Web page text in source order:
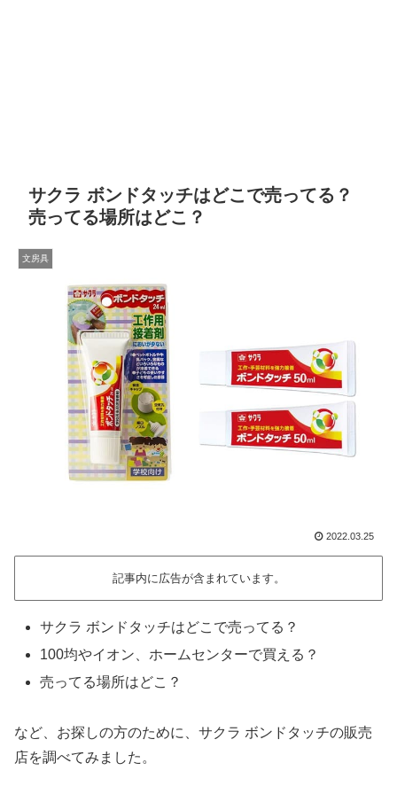
サクラ ボンドタッチはどこで売ってる？
売ってる場所はどこ？
文房具
2022.03.25
記事内に広告が含まれています。
サクラ ボンドタッチはどこで売ってる？
100均やイオン、ホームセンターで買える？
売ってる場所はどこ？
など、お探しの方のために、サクラ ボンドタッチの販売
店を調べてみました。